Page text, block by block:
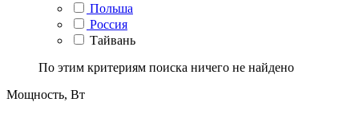
Польша
Россия
Тайвань
По этим критериям поиска ничего не найдено
Мощность, Вт